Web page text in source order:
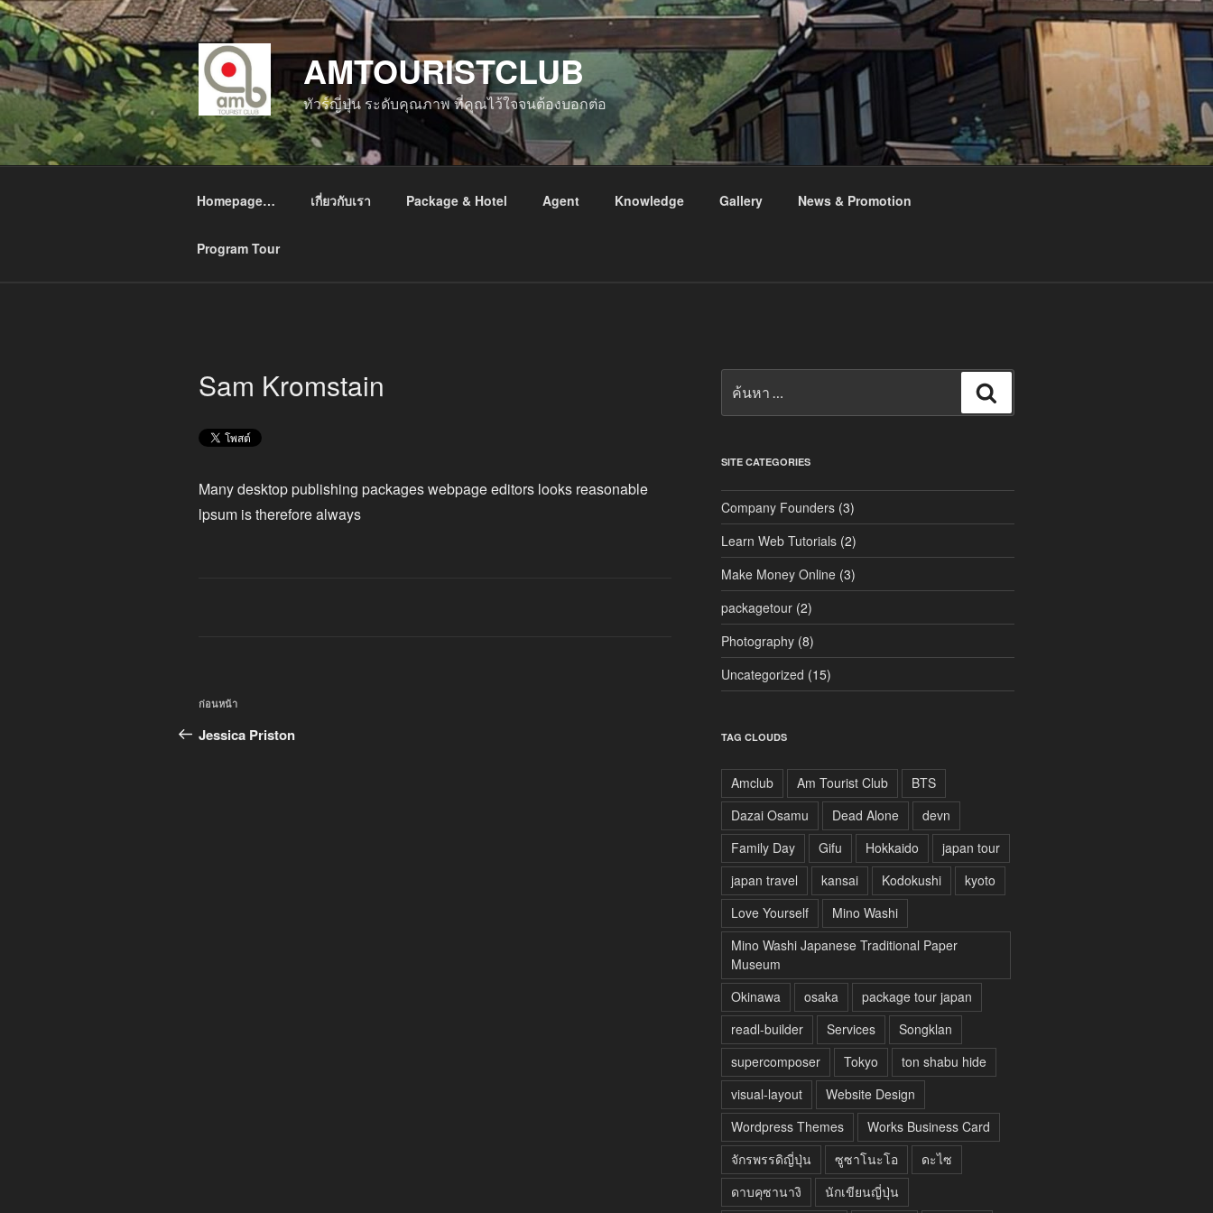
ข้าม
ไป
ยัง
บทความ
AMTOURISTCLUB
ทัวร์ญี่ปุ่น ระดับคุณภาพ ที่คุณไว้ใจจนต้องบอกต่อ
Homepage… เกี่ยวกับเรา Package & Hotel Agent Knowledge Gallery News & Promotion
Program Tour
Sam Kromstain
Many desktop publishing packages webpage editors looks reasonable
lpsum is therefore always
แนะแนว
เรื่อง
เรื่อง
ก่อน
ก่อนหน้า
Jessica Priston
SITE CATEGORIES
Company Founders(3)
Learn Web Tutorials(2)
Make Money Online(3)
packagetour(2)
Photography(8)
Uncategorized (15)
TAG CLOUDS
Amclub Am Tourist Club
BTS
Dazai Osamu
Dead Alone
devn
Family Day
Gifu Hokkaido
japan tour
japan travel
kansai Kodokushi
kyoto
Love Yourself
Mino Washi
Mino Washi Japanese Traditional Paper
Museum
Okinawa
osaka
package tour japan
readl-builder
Services
Songklan
supercomposer
Tokyo
ton shabu hide
visual-layout
Website Design
Wordpress Themes
Works Business Card
จักรพรรดิญี่ปุ่น
ซูซาโนะโอ
ดะไซ
ดาบคุซานางิ
นักเขียนญี่ปุ่น